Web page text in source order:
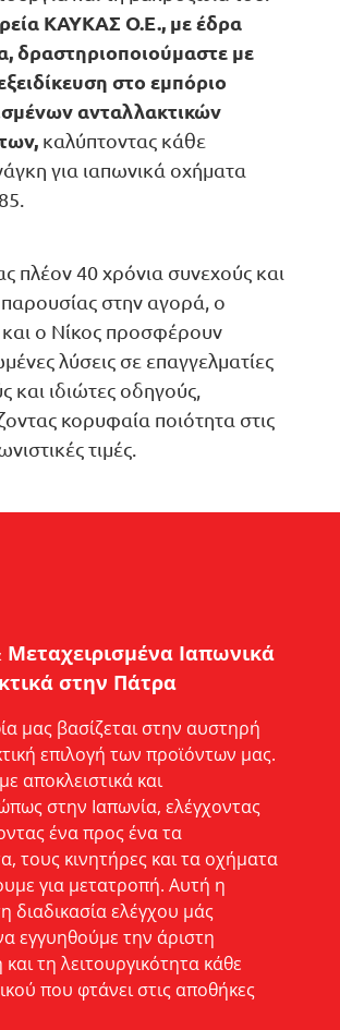
ΚΑΥΚΑΣ Ο.Ε., με έδρα
δραστηριοποιούμαστε με
στο εμπόριο
ανταλλακτικών
καλύπτοντας κάθε
για ιαπωνικά οχήματα
πλέον 40 χρόνια συνεχούς και
στην αγορά, ο
ο Νίκος προσφέρουν
λύσεις σε επαγγελματίες
και ιδιώτες οδηγούς,
κορυφαία ποιότητα στις
τιμές.
Μεταχειρισμένα Ιαπωνικά
στην Πάτρα
μας βασίζεται στην αυστηρή
επιλογή των προϊόντων μας.
αποκλειστικά και
στην Ιαπωνία, ελέγχοντας
ένα προς ένα τα
τους κινητήρες και τα οχήματα
για μετατροπή. Αυτή η
διαδικασία ελέγχου μάς
εγγυηθούμε την άριστη
τη λειτουργικότητα κάθε
που φτάνει στις αποθήκες